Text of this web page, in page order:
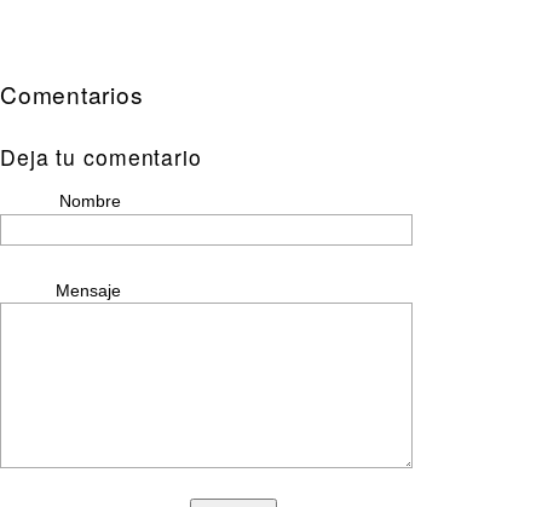
Comentarios
Deja tu comentario
Nombre
Mensaje